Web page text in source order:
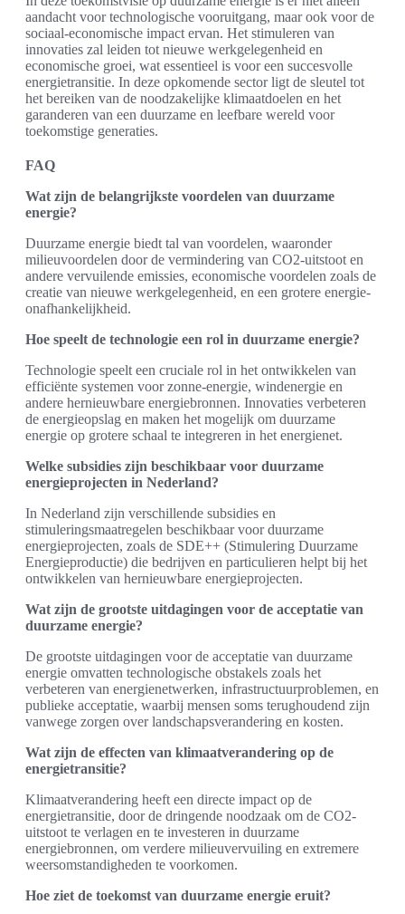
aandacht voor technologische vooruitgang, maar ook voor de
sociaal-economische impact ervan. Het stimuleren van
innovaties zal leiden tot nieuwe werkgelegenheid en
economische groei, wat essentieel is voor een succesvolle
energietransitie. In deze opkomende sector ligt de sleutel tot
het bereiken van de noodzakelijke klimaatdoelen en het
garanderen van een duurzame en leefbare wereld voor
toekomstige generaties.
FAQ
Wat zijn de belangrijkste voordelen van duurzame
energie?
Duurzame energie biedt tal van voordelen, waaronder
milieuvoordelen door de vermindering van CO2-uitstoot en
andere vervuilende emissies, economische voordelen zoals de
creatie van nieuwe werkgelegenheid, en een grotere energie-
onafhankelijkheid.
Hoe speelt de technologie een rol in duurzame energie?
Technologie speelt een cruciale rol in het ontwikkelen van
efficiënte systemen voor zonne-energie, windenergie en
andere hernieuwbare energiebronnen. Innovaties verbeteren
de energieopslag en maken het mogelijk om duurzame
energie op grotere schaal te integreren in het energienet.
Welke subsidies zijn beschikbaar voor duurzame
energieprojecten in Nederland?
In Nederland zijn verschillende subsidies en
stimuleringsmaatregelen beschikbaar voor duurzame
energieprojecten, zoals de SDE++ (Stimulering Duurzame
Energieproductie) die bedrijven en particulieren helpt bij het
ontwikkelen van hernieuwbare energieprojecten.
Wat zijn de grootste uitdagingen voor de acceptatie van
duurzame energie?
De grootste uitdagingen voor de acceptatie van duurzame
energie omvatten technologische obstakels zoals het
verbeteren van energienetwerken, infrastructuurproblemen, en
publieke acceptatie, waarbij mensen soms terughoudend zijn
vanwege zorgen over landschapsverandering en kosten.
Wat zijn de effecten van klimaatverandering op de
energietransitie?
Klimaatverandering heeft een directe impact op de
energietransitie, door de dringende noodzaak om de CO2-
uitstoot te verlagen en te investeren in duurzame
energiebronnen, om verdere milieuvervuiling en extremere
weersomstandigheden te voorkomen.
Hoe ziet de toekomst van duurzame energie eruit?